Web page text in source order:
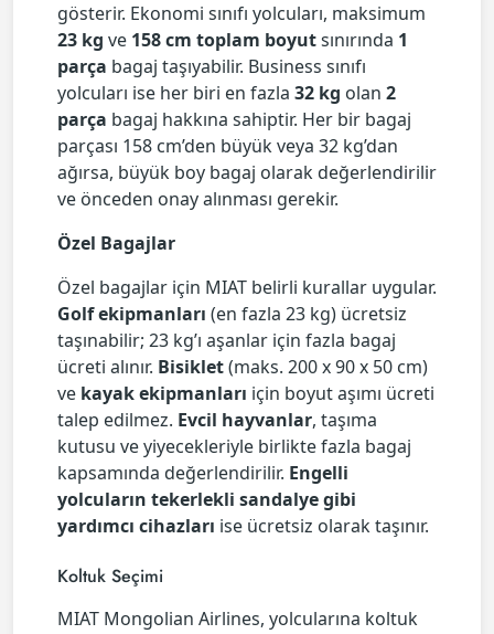
gösterir. Ekonomi sınıfı yolcuları, maksimum
23 kg ve 158 cm toplam boyutsınırında 1
parça bagaj taşıyabilir. Business sınıfı
yolcuları ise her biri en fazla 32 kg olan 2
parça bagaj hakkına sahiptir. Her bir bagaj
parçası 158 cm’den büyük veya 32 kg’dan
ağırsa, büyük boy bagaj olarak değerlendirilir
ve önceden onay alınması gerekir.
Özel Bagajlar
Özel bagajlar için MIAT belirli kurallar uygular.
Golf ekipmanları (en fazla 23 kg) ücretsiz
taşınabilir; 23 kg’ı aşanlar için fazla bagaj
ücreti alınır. Bisiklet(maks. 200 x 90 x 50 cm)
ve kayak ekipmanları için boyut aşımı ücreti
talep edilmez. Evcil hayvanlar, taşıma
kutusu ve yiyecekleriyle birlikte fazla bagaj
kapsamında değerlendirilir. Engelli
yolcuların tekerlekli sandalye gibi
yardımcı cihazları ise ücretsiz olarak taşınır.
Koltuk Seçimi
MIAT Mongolian Airlines, yolcularına koltuk